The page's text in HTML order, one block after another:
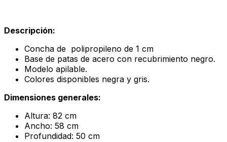
Descripción:
Concha de polipropileno de 1 cm
Base de patas de acero con recubrimiento negro.
Modelo apilable.
Colores disponibles negra y gris.
Dimensiones generales:
Altura: 82 cm
Ancho: 58 cm
Profundidad: 50 cm